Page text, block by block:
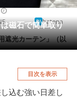
磁石で簡単取り
hatena
遮光カーテン」（以
目次を表示
込む強い日差し